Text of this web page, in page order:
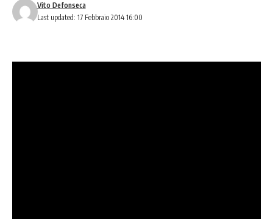
Last updated: 17 Febbraio 2014 16:00
Vito Defonseca